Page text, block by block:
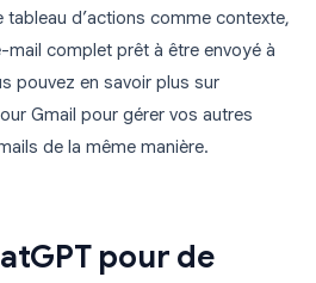
d’actions comme contexte,
mail complet prêt à être envoyé à
pouvez en savoir plus sur
Gmail pour gérer vos autres
de la même manière.
pour de